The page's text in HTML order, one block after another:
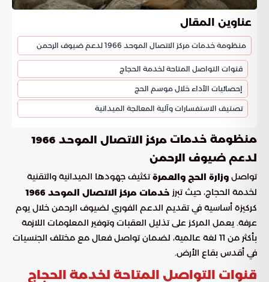
عناوين المقال
منظومة خدمات مركز الاتصال الموحد 1966 لدعم ضيوف الرحمن
قنوات التواصل المتاحة لخدمة الحجاج
إحصائيات الأداء خلال موسم الحج
تصنيف الاستفسارات وآلية المعالجة الميدانية
منظومة خدمات مركز الاتصال الموحد 1966
لدعم ضيوف الرحمن
تواصل وزارة الحج والعمرةتكثيف جهودها الميدانية والتقنية
لخدمة الحجاج، حيث تبرز خدمات مركز الاتصال الموحد 1966
كركيزة أساسية في تقديم الدعم الفوري لضيوف الرحمن خلال يوم
عرفة. يعمل المركز على تذليل العقبات وتوفير المعلومات اللازمة
بأكثر من 11 لغة عالمية، لضمان تواصل فعال مع مختلف الجنسيات
في أقدس بقاع الأرض.
قنوات التواصل المتاحة لخدمة الحجاج